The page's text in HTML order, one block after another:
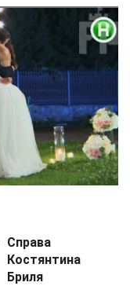
Справа
Костянтина
Бриля